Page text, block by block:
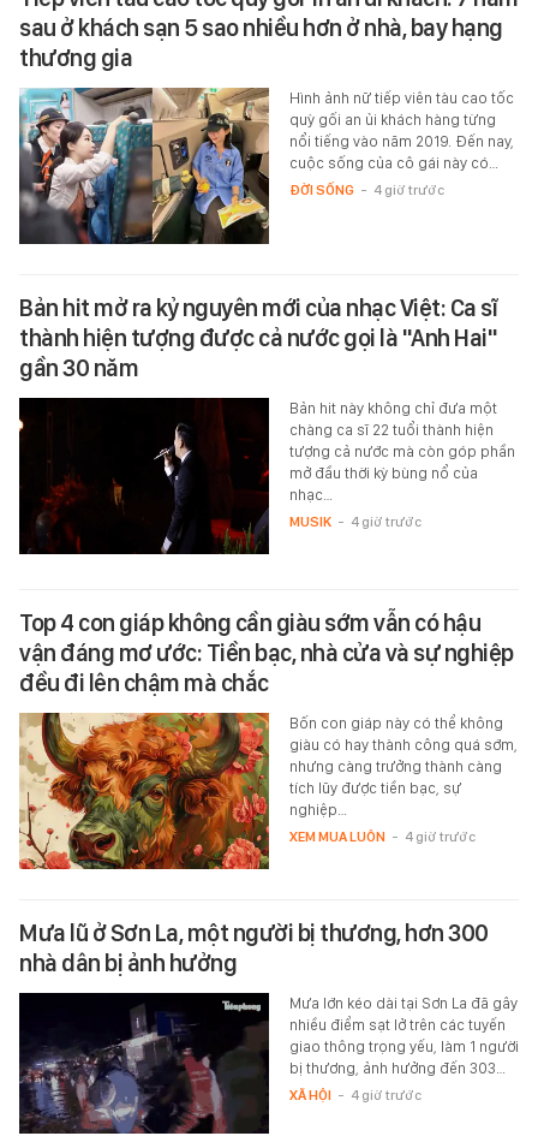
sau ở khách sạn 5 sao nhiều hơn ở nhà, bay hạng
thương gia
Hình ảnh nữ tiếp viên tàu cao tốc
quỳ gối an ủi khách hàng từng
nổi tiếng vào năm 2019. Đến nay,
cuộc sống của cô gái này có…
ĐỜI SỐNG - 4 giờ trước
Bản hit mở ra kỷ nguyên mới của nhạc Việt: Ca sĩ
thành hiện tượng được cả nước gọi là "Anh Hai"
gần 30 năm
Bản hit này không chỉ đưa một
chàng ca sĩ 22 tuổi thành hiện
tượng cả nước mà còn góp phần
mở đầu thời kỳ bùng nổ của
nhạc…
MUSIK - 4 giờ trước
Top 4 con giáp không cần giàu sớm vẫn có hậu
vận đáng mơ ước: Tiền bạc, nhà cửa và sự nghiệp
đều đi lên chậm mà chắc
Bốn con giáp này có thể không
giàu có hay thành công quá sớm,
nhưng càng trưởng thành càng
tích lũy được tiền bạc, sự
nghiệp…
XEM MUA LUÔN - 4 giờ trước
Mưa lũ ở Sơn La, một người bị thương, hơn 300
nhà dân bị ảnh hưởng
Mưa lớn kéo dài tại Sơn La đã gây
nhiều điểm sạt lở trên các tuyến
giao thông trọng yếu, làm 1 người
bị thương, ảnh hưởng đến 303…
XÃ HỘI - 4 giờ trước